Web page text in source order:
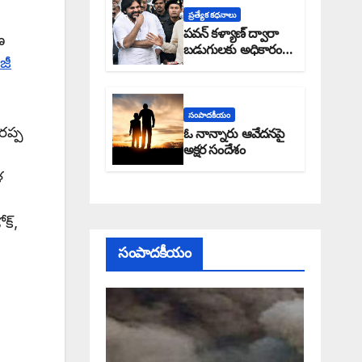
ప్రత్యేక కధనాలు
పవన్ కళ్యాణ్ ద్వారా
బడుగులకు అధికారం
ఎండమావేనా: అక్షర
సంపాదకీయం
ఓ నాన్నారు ఆవేదనపై
అక్షర సందేశం
సంపాదకీయం